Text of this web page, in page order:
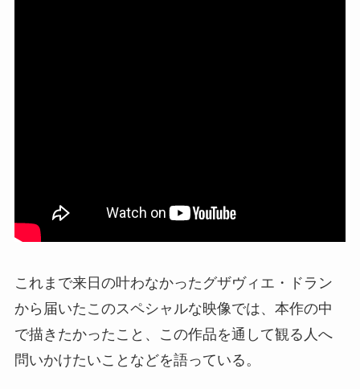
これまで来日の叶わなかったグザヴィエ・ドラン
から届いたこのスペシャルな映像では、本作の中
で描きたかったこと、この作品を通して観る人へ
問いかけたいことなどを語っている。